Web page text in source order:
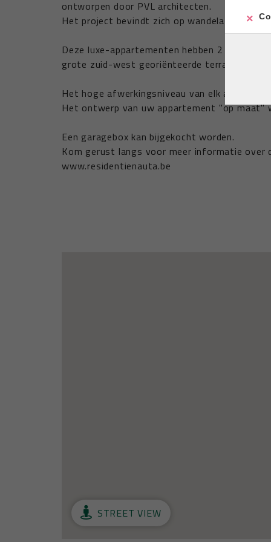
ontworpen door PVL architecten.
Het project bevindt zich op wandelafstand
Deze luxe-appartementen hebben 2 of 3
grote zuid-west georiënteerde terrassen.
Het hoge afwerkingsniveau van elk
Het ontwerp van uw appartement "op
Een garagebox kan bijgekocht worden.
Kom gerust langs voor meer informatie over
www.residentienauta.be
STREET VIEW